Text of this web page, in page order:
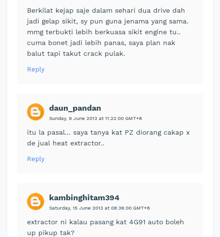
Berkilat kejap saje dalam sehari dua drive dah
jadi gelap sikit, sy pun guna jenama yang sama.
mmg terbukti lebih berkuasa sikit engine tu..
cuma bonet jadi lebih panas, saya plan nak
balut tapi takut crack pulak.
Reply
daun_pandan
Sunday, 9 June 2013 at 11:22:00 GMT+8
itu la pasal... saya tanya kat PZ diorang cakap x
de jual heat extractor..
Reply
kambinghitam394
Saturday, 15 June 2013 at 08:36:00 GMT+8
extractor ni kalau pasang kat 4G91 auto boleh
up pikup tak?